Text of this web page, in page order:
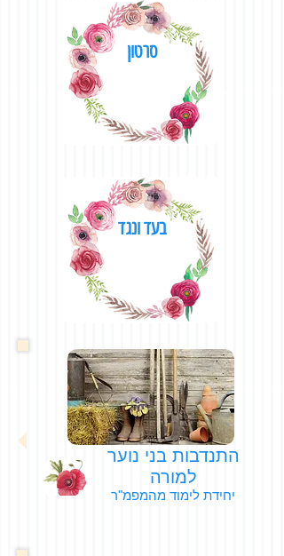
סרטון
בעד ונגד
התנדבות בני נוער
למורה
יחידת לימוד מהמפמ"ר